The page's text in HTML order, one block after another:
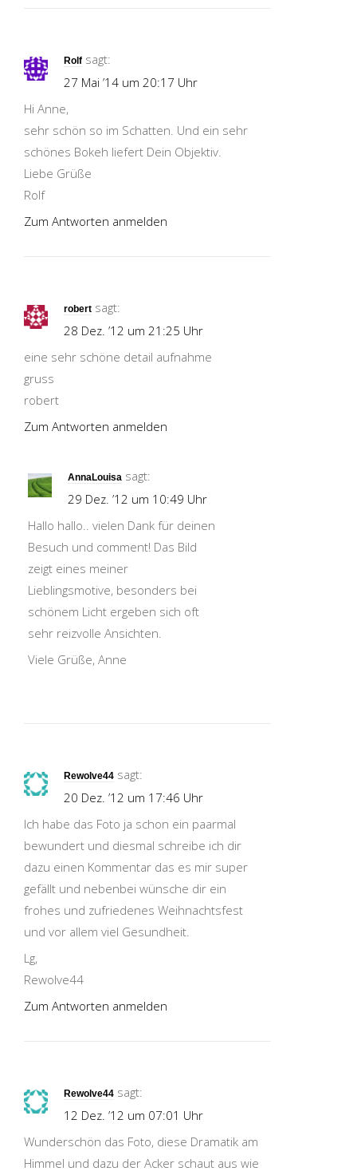
Rolf sagt:
27 Mai ’14 um 20:17 Uhr
Hi Anne,
sehr schön so im Schatten. Und ein sehr
schönes Bokeh liefert Dein Objektiv.
Liebe Grüße
Rolf
Zum Antworten anmelden
robert sagt:
28 Dez. ’12 um 21:25 Uhr
eine sehr schöne detail aufnahme
gruss
robert
Zum Antworten anmelden
AnnaLouisa sagt:
29 Dez. ’12 um 10:49 Uhr
Hallo hallo.. vielen Dank für deinen
Besuch und comment! Das Bild
zeigt eines meiner
Lieblingsmotive, besonders bei
schönem Licht ergeben sich oft
sehr reizvolle Ansichten.
Viele Grüße, Anne
Rewolve44 sagt:
20 Dez. ’12 um 17:46 Uhr
Ich habe das Foto ja schon ein paarmal
bewundert und diesmal schreibe ich dir
dazu einen Kommentar das es mir super
gefällt und nebenbei wünsche dir ein
frohes und zufriedenes Weihnachtsfest
und vor allem viel Gesundheit.
Lg,
Rewolve44
Zum Antworten anmelden
Rewolve44 sagt:
12 Dez. ’12 um 07:01 Uhr
Wunderschön das Foto, diese Dramatik am
Himmel und dazu der Acker schaut aus wie